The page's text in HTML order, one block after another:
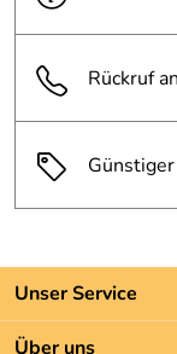
Rückruf
Unser Service
Kontakt
Über uns